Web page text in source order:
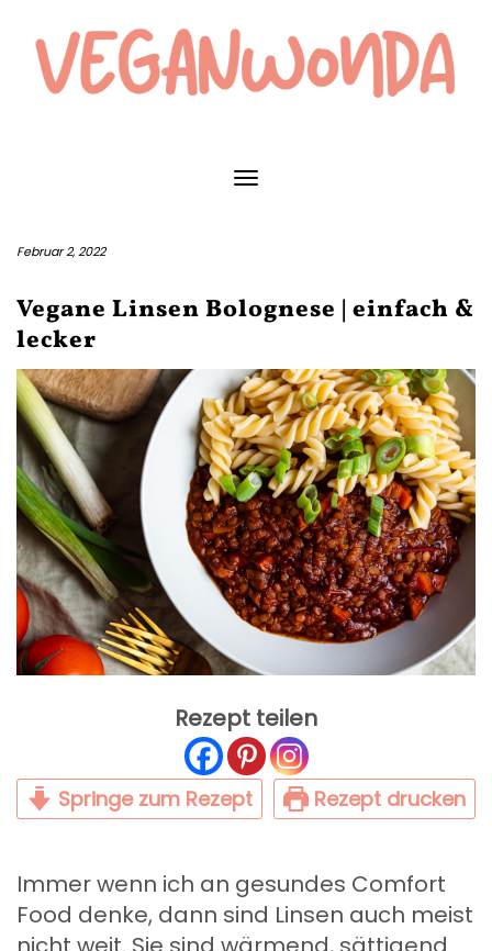
content
Toggle Navigation
Februar 2, 2022
Vegane Linsen Bolognese | einfach &
lecker
Rezept teilen
Springe zum Rezept Rezept drucken
Immer wenn ich an gesundes Comfort
Food denke, dann sind Linsen auch meist